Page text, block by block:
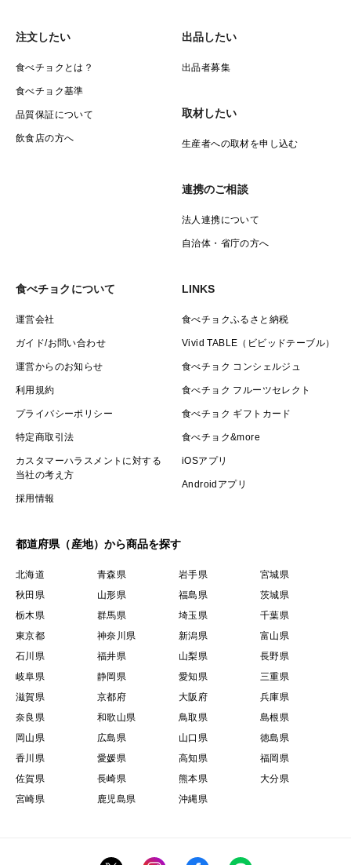
注文したい
食べチョクとは？
食べチョク基準
品質保証について
飲食店の方へ
出品したい
出品者募集
取材したい
生産者への取材を申し込む
連携のご相談
法人連携について
自治体・省庁の方へ
食べチョクについて
運営会社
ガイド/お問い合わせ
運営からのお知らせ
利用規約
プライバシーポリシー
特定商取引法
カスタマーハラスメントに対する
当社の考え方
採用情報
LINKS
食べチョクふるさと納税
Vivid TABLE（ビビッドテーブル）
食べチョク コンシェルジュ
食べチョク フルーツセレクト
食べチョク ギフトカード
食べチョク&more
iOSアプリ
Androidアプリ
都道府県（産地）から商品を探す
北海道 青森県 岩手県
宮城県
秋田県
山形県 福島県
茨城県
栃木県
群馬県 埼玉県
千葉県
東京都
神奈川県 新潟県
富山県
石川県
福井県 山梨県
長野県
岐阜県
静岡県 愛知県
三重県
滋賀県
京都府 大阪府
兵庫県
奈良県
和歌山県 鳥取県
島根県
岡山県
広島県 山口県
徳島県
香川県
愛媛県 高知県
福岡県
佐賀県
長崎県 熊本県
大分県
宮崎県
鹿児島県 沖縄県